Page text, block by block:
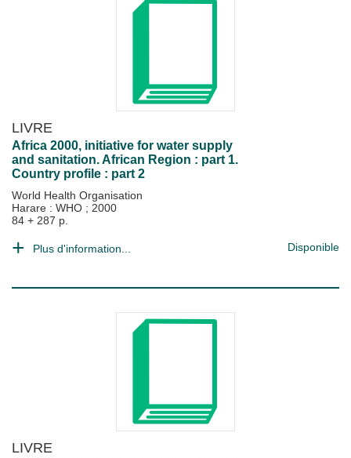
LIVRE
Africa 2000, initiative for water supply
and sanitation. African Region : part 1.
Country profile : part 2
World Health Organisation
Harare : WHO ; 2000
84 + 287 p.
Plus d'information... Disponible
LIVRE